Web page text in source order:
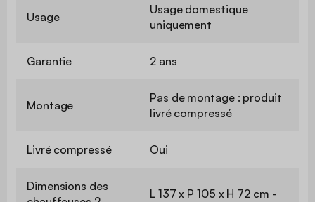
Usage
Usage domestique
uniquement
Garantie 2 ans
Montage
Pas de montage : produit
livré compressé
Livré compressé Oui
Dimensions des
L 137 x P 105 x H 72 cm -